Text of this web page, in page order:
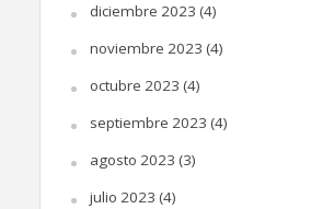
diciembre 2023 (4)
noviembre 2023 (4)
octubre 2023 (4)
septiembre 2023 (4)
agosto 2023 (3)
julio 2023 (4)